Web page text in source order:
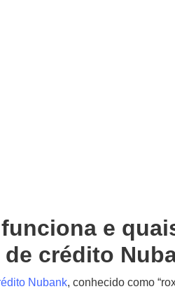
e
crédito
Nubank, conhecido como